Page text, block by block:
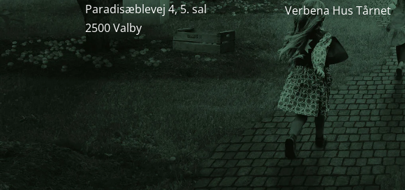
Paradisæblevej 4, 5. sal
2500 Valby
Verbena Hus Tårnet